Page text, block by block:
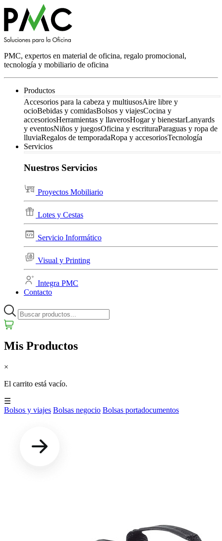
PMC, expertos en material de oficina, regalo promocional,
tecnología y mobiliario de oficina
Productos
Accesorios para la cabeza y multiusosAire libre y
ocioBebidas y comidasBolsos y viajesCocina y
accesoriosHerramientas y llaverosHogar y bienestarLanyards
y eventosNiños y juegosOficina y escrituraParaguas y ropa de
lluviaRegalos de temporadaRopa y accesoriosTecnología
Servicios
Nuestros Servicios
Proyectos Mobiliario
Lotes y Cestas
Servicio Informático
Visual y Printing
Integra PMC
Contacto
Mis Productos
×
El carrito está vacío.
☰
Bolsos y viajes Bolsas negocio Bolsas portadocumentos